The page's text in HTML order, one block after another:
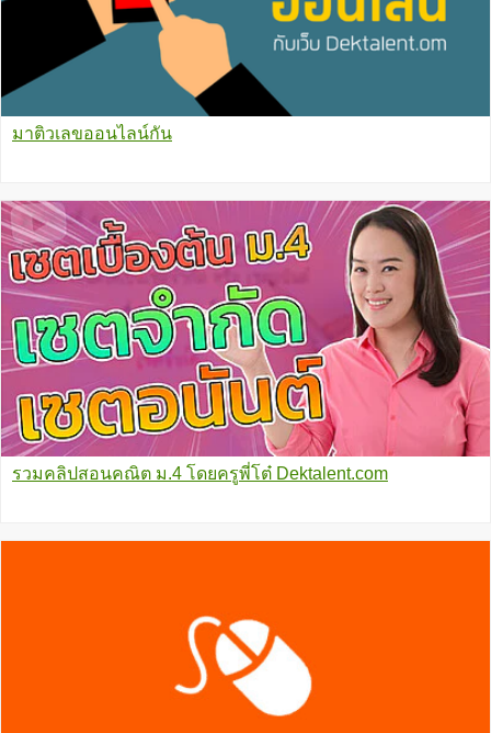
มาติวเลขออนไลน์กัน
รวมคลิปสอนคณิต ม.4 โดยครูพี่โต๋ Dektalent.com